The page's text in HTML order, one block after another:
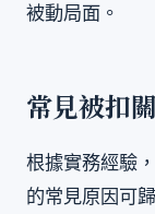
被動局面。
常見被扣
根據實務經驗
的常見原因可